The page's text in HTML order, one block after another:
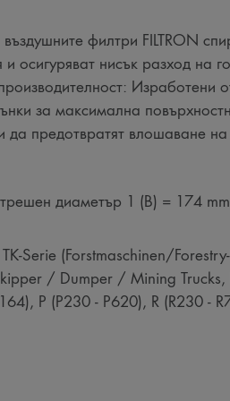
филтри FILTRON
осигуряват нисък разход на
Изработени
за максимална
да предотвратят влошаване на
диаметър 1 (B) = 174
Serie (Forstmaschinen/
/ Dumper / Mining Trucks,
P (P230 - P620), R (R230 -